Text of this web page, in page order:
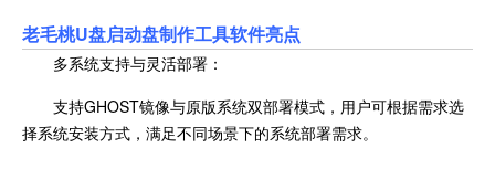
老毛桃U盘启动盘制作工具软件亮点
多系统支持与灵活部署：
支持GHOST镜像与原版系统双部署模式，用户可根据需求选
择系统安装方式，满足不同场景下的系统部署需求。